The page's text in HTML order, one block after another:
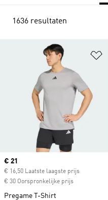
1636 resultaten
Current price
€ 21
€ 16,50 Laatste laagste prijs
€ 30 Oorspronkelijke prijs
Pregame T-Shirt